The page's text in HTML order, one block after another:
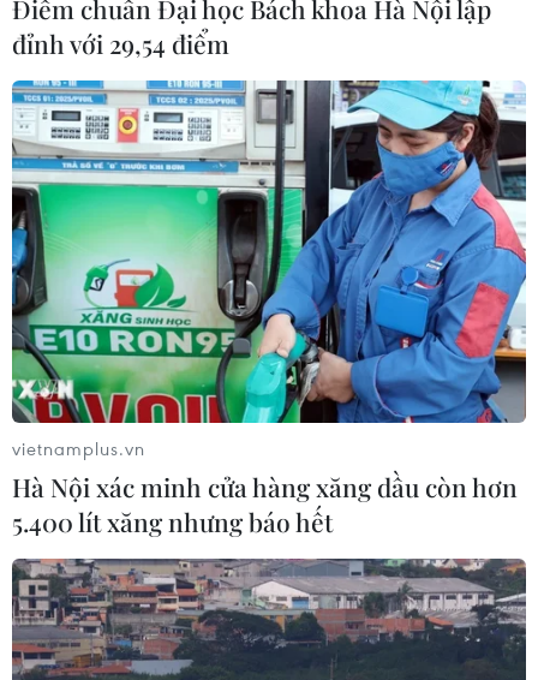
Điểm chuẩn Đại học Bách khoa Hà Nội lập
đỉnh với 29,54 điểm
vietnamplus.vn
Hà Nội xác minh cửa hàng xăng dầu còn hơn
5.400 lít xăng nhưng báo hết